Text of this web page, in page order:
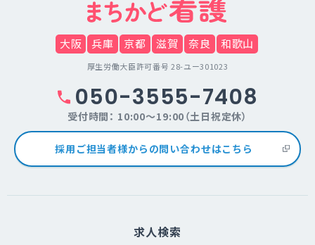
大阪 兵庫 京都 滋賀 奈良 和歌山
厚生労働大臣許可番号 28-ユー301023
050-3555-7408
受付時間： 10:00～19:00（土日祝定休）
採用ご担当者様からの問い合わせはこちら
求人検索